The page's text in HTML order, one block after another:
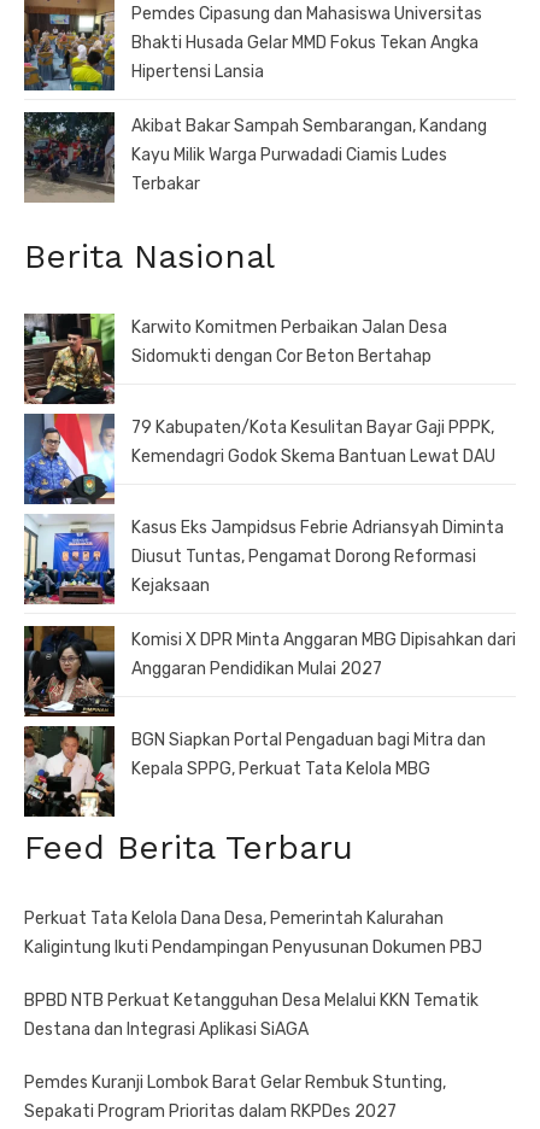
Pemdes Cipasung dan Mahasiswa Universitas
Bhakti Husada Gelar MMD Fokus Tekan Angka
Hipertensi Lansia
Akibat Bakar Sampah Sembarangan, Kandang
Kayu Milik Warga Purwadadi Ciamis Ludes
Terbakar
Berita Nasional
Karwito Komitmen Perbaikan Jalan Desa
Sidomukti dengan Cor Beton Bertahap
79 Kabupaten/Kota Kesulitan Bayar Gaji PPPK,
Kemendagri Godok Skema Bantuan Lewat DAU
Kasus Eks Jampidsus Febrie Adriansyah Diminta
Diusut Tuntas, Pengamat Dorong Reformasi
Kejaksaan
Komisi X DPR Minta Anggaran MBG Dipisahkan dari
Anggaran Pendidikan Mulai 2027
BGN Siapkan Portal Pengaduan bagi Mitra dan
Kepala SPPG, Perkuat Tata Kelola MBG
Feed Berita Terbaru
Perkuat Tata Kelola Dana Desa, Pemerintah Kalurahan
Kaligintung Ikuti Pendampingan Penyusunan Dokumen PBJ
BPBD NTB Perkuat Ketangguhan Desa Melalui KKN Tematik
Destana dan Integrasi Aplikasi SiAGA
Pemdes Kuranji Lombok Barat Gelar Rembuk Stunting,
Sepakati Program Prioritas dalam RKPDes 2027